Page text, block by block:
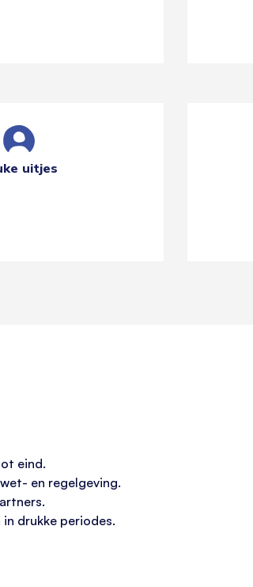
uitjes
eind.
en regelgeving.
drukke periodes.